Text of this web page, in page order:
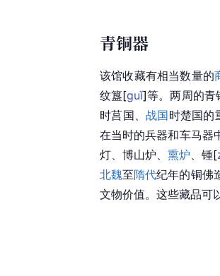
青铜器
该馆收藏有相当数量的
纹簋[guǐ]等。两周的青
时莒国、战国时楚国的
在当时的兵器和车马器
灯、博山炉、熏炉、锺[
北魏至隋代纪年的铜佛
文物价值。这些藏品可